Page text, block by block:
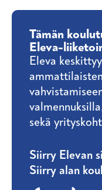
Tämän
Eleva-
Eleva
sekä
Siirry Elevan
Siirry alan